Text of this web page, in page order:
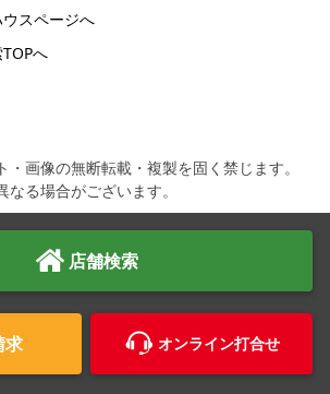
スページへ
へ
画像の無断転載・複製を固く禁じます。
る場合がございます。
店舗検索
求 オンライン打合せ